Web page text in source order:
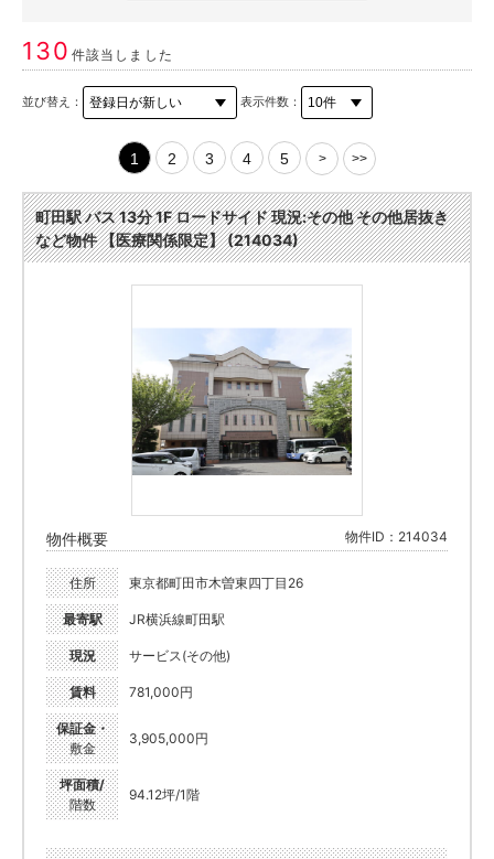
130 件該当しました
並び替え： 表示件数：
1 2 3 4 5 > >>
町田駅 バス 13分 1F ロードサイド 現況:その他 その他居抜き
など物件 【医療関係限定】 (214034)
物件概要 物件ID：214034
住所 東京都町田市木曽東四丁目26
最寄駅 JR横浜線町田駅
現況 サービス(その他)
賃料 781,000円
保証金・
敷金
3,905,000円
坪面積/
階数
94.12坪/1階